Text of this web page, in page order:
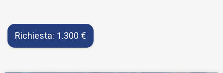
Richiesta: 1.300 €